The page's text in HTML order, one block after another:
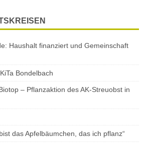
Haushalt finanziert und Gemeinschaft
Bondelbach
– Pflanzaktion des AK-Streuobst in
das Apfelbäumchen, das ich pflanz“